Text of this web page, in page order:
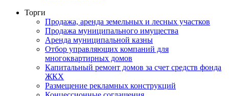
Торги
Продажа, аренда земельных и лесных участков
Продажа муниципального имущества
Аренда муниципальной казны
Отбор управляющих компаний для
многоквартирных домов
Капитальный ремонт домов за счет средств фонда
ЖКХ
Размещение рекламных конструкций